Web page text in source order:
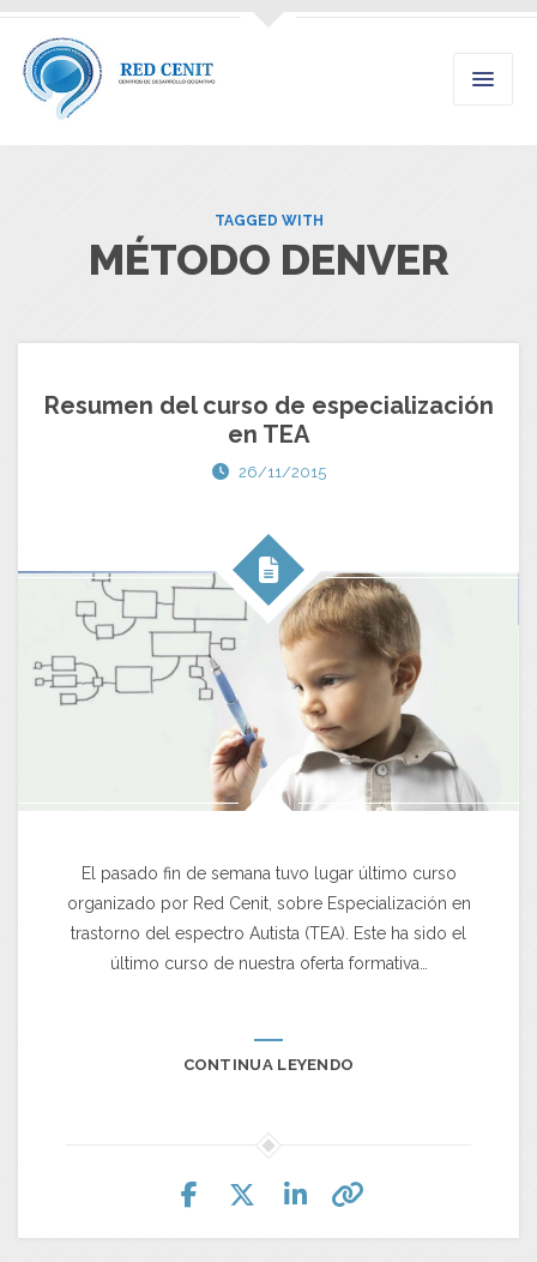
TAGGED WITH
MÉTODO DENVER
Resumen del curso de especialización
en TEA
26/11/2015
El pasado fin de semana tuvo lugar último curso
organizado por Red Cenit, sobre Especialización en
trastorno del espectro Autista (TEA). Este ha sido el
último curso de nuestra oferta formativa…
CONTINUA LEYENDO